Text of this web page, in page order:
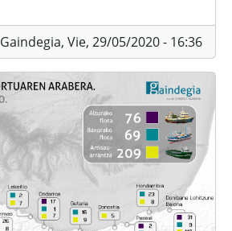
Gaindegia, Vie, 29/05/2020 - 16:36